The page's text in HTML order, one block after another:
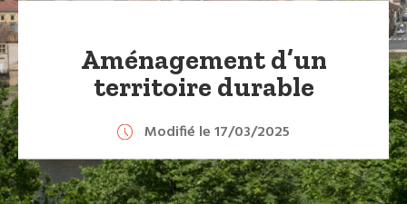
Aménagement d’un
territoire durable
Modifié le 17/03/2025